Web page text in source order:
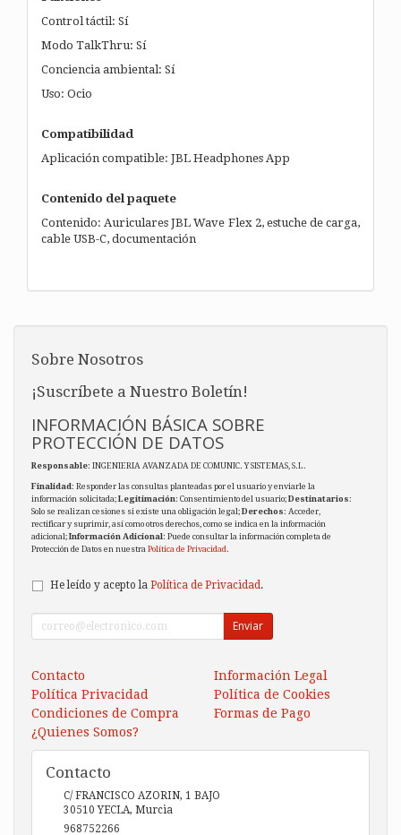
Control táctil: Sí
Modo TalkThru: Sí
Conciencia ambiental: Sí
Uso: Ocio
Compatibilidad
Aplicación compatible: JBL Headphones App
Contenido del paquete
Contenido: Auriculares JBL Wave Flex 2, estuche de carga,
cable USB-C, documentación
Sobre Nosotros
¡Suscríbete a Nuestro Boletín!
INFORMACIÓN BÁSICA SOBRE
PROTECCIÓN DE DATOS
Responsable: INGENIERIA AVANZADA DE COMUNIC. Y SISTEMAS, S.L.
Finalidad: Responder las consultas planteadas por el usuario y enviarle la
información solicitada;Legitimación: Consentimiento del usuario;Destinatarios:
Solo se realizan cesiones si existe una obligación legal;Derechos: Acceder,
rectificar y suprimir, así como otros derechos, como se indica en la información
adicional;Información Adicional: Puede consultar la información completa de
Protección de Datos en nuestra Política de Privacidad.
He leído y acepto la Política de Privacidad .
Enviar
Contacto
Información Legal
Política Privacidad
Política de Cookies
Condiciones de Compra
Formas de Pago
¿Quienes Somos?
Contacto
C/ FRANCISCO AZORIN, 1 BAJO
30510 YECLA, Murcia
968752266